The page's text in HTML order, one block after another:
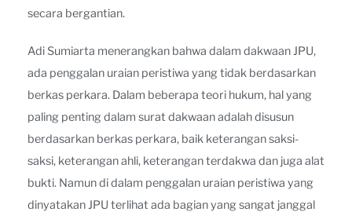
secara bergantian.
Adi Sumiarta menerangkan bahwa dalam dakwaan JPU,
ada penggalan uraian peristiwa yang tidak berdasarkan
berkas perkara. Dalam beberapa teori hukum, hal yang
paling penting dalam surat dakwaan adalah disusun
berdasarkan berkas perkara, baik keterangan saksi-
saksi, keterangan ahli, keterangan terdakwa dan juga alat
bukti. Namun di dalam penggalan uraian peristiwa yang
dinyatakan JPU terlihat ada bagian yang sangat janggal